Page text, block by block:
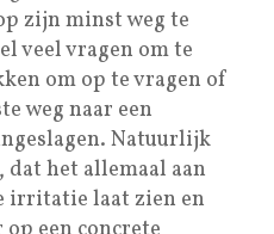
zijn minst weg te
veel vragen om te
om op te vragen of
weg naar een
Natuurlijk
dat het allemaal aan
irritatie laat zien en